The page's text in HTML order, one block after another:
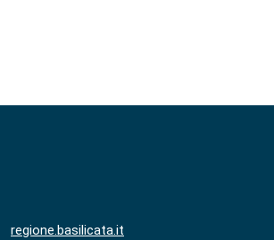
regione.basilicata.it